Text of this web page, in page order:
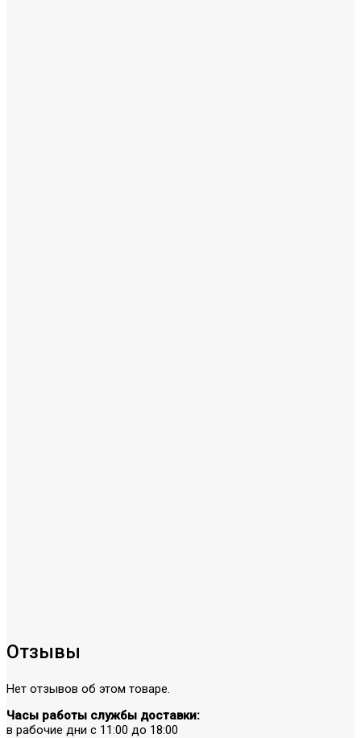
Отзывы
Нет отзывов об этом товаре.
Часы работы службы доставки:
в рабочие дни с 11:00 до 18:00